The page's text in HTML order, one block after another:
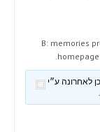
B: memories
.